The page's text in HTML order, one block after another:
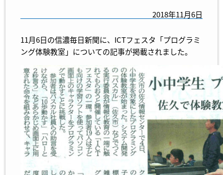
2018年11月6日
11月6日の信濃毎日新聞に、ICTフェスタ「プログラミ
ング体験教室」についての記事が掲載されました。